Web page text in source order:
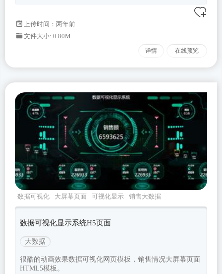
上传时间：两年前
文件大小: 0.80M
详情 在线预览
数据可视化 大屏幕页面 可视化显示
销售大数据
大气分析图表
数据可视化显示系统H5页面
大数据
很酷的动画效果数据可视化网页模板，销售情况大屏幕页面
HTML5模板。